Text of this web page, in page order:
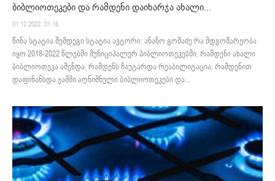
ბიბლიოთეკები და რამდენი დაიხარჯა ახალი...
01.12.2022. 01:16
წინა სტატია შემდეგი სტატია ავტორი: ანანო გოშაძე რა მდგომარეობა
იყო 2018-2022 წლებში მუნიციპალურ ბიბლიოთეკებში, რამდენი ახალი
ბიბლიოთეკა აშენდა, რამდენს ჩაუტარდა რეაბილიტაცია, რამდენით
დაფინანსდა ჯამში აღნიშნული ბიბლიოთეკები და...